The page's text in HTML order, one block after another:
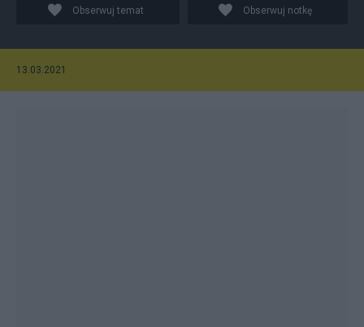
Obserwuj temat Obserwuj notkę
13.03.2021